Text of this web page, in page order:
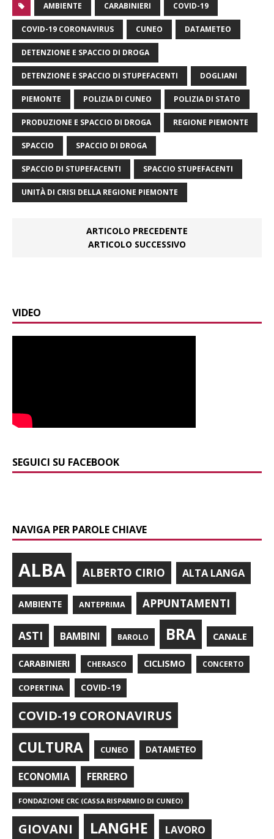
AMBIENTE CARABINIERI COVID-19
COVID-19 CORONAVIRUS CUNEO DATAMETEO
DETENZIONE E SPACCIO DI DROGA
DETENZIONE E SPACCIO DI STUPEFACENTI DOGLIANI
PIEMONTE POLIZIA DI CUNEO POLIZIA DI STATO
PRODUZIONE E SPACCIO DI DROGA REGIONE PIEMONTE
SPACCIO SPACCIO DI DROGA
SPACCIO DI STUPEFACENTI SPACCIO STUPEFACENTI
UNITÀ DI CRISI DELLA REGIONE PIEMONTE
ARTICOLO PRECEDENTE
ARTICOLO SUCCESSIVO
VIDEO
SEGUICI SU FACEBOOK
NAVIGA PER PAROLE CHIAVE
ALBA ALBERTO CIRIO ALTA LANGA
AMBIENTE ANTEPRIMA APPUNTAMENTI
ASTI BAMBINI BAROLO BRA CANALE
CARABINIERI CHERASCO CICLISMO CONCERTO
COPERTINA COVID-19
COVID-19 CORONAVIRUS
CULTURA CUNEO DATAMETEO
ECONOMIA FERRERO
FONDAZIONE CRC (CASSA RISPARMIO DI CUNEO)
GIOVANI LANGHE LAVORO